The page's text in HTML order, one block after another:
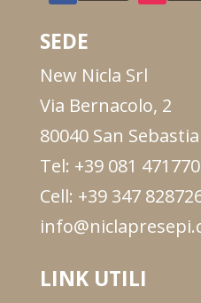
SEDE
New Nicla Srl
Via Bernacolo, 2
80040 San
Tel: +39 081 471770
Cell: +39 347
LINK UTILI